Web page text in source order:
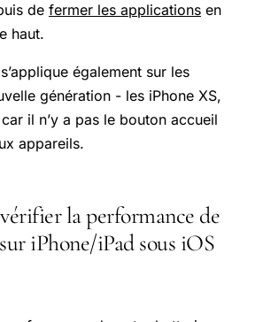
de fermer les applications en
haut.
également sur les
génération - les iPhone XS,
il n’y a pas le bouton accueil
appareils.
la performance de
iPhone/iPad sous iOS